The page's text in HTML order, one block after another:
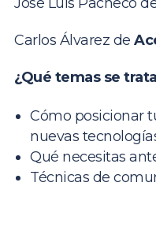
Carlos Álvarez de
¿Qué temas se
Cómo posicionar
nuevas
Qué necesitas
Técnicas de